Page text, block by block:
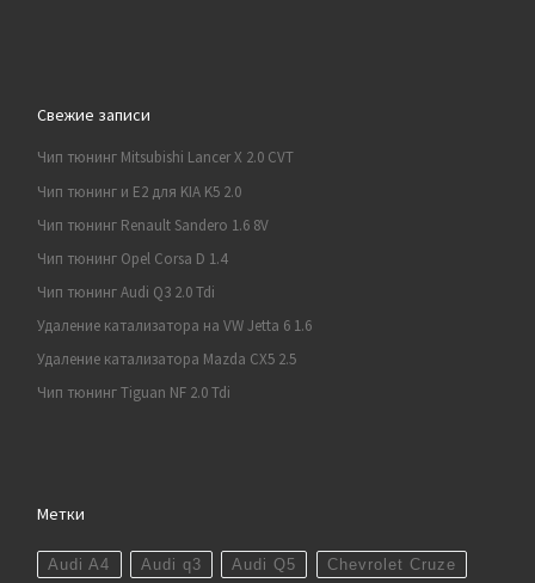
Свежие записи
Чип тюнинг Mitsubishi Lancer X 2.0 CVT
Чип тюнинг и E2 для KIA K5 2.0
Чип тюнинг Renault Sandero 1.6 8V
Чип тюнинг Opel Corsa D 1.4
Чип тюнинг Audi Q3 2.0 Tdi
Удаление катализатора на VW Jetta 6 1.6
Удаление катализатора Mazda CX5 2.5
Чип тюнинг Tiguan NF 2.0 Tdi
Метки
Audi A4 Audi q3 Audi Q5 Chevrolet Cruze